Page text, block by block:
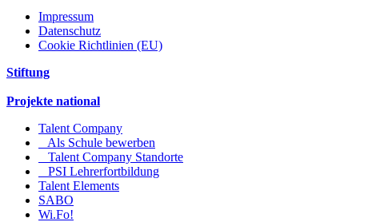
Impressum
Datenschutz
Cookie Richtlinien (EU)
Stiftung
Projekte national
Talent Company
Als Schule bewerben
Talent Company Standorte
PSI Lehrerfortbildung
Talent Elements
SABO
Wi.Fo!